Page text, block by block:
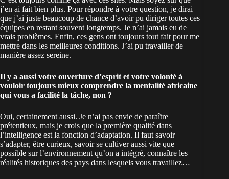
j’en ai fait bien plus. Pour répondre à votre question, je dirai
que j’ai juste beaucoup de chance d’avoir pu diriger toutes ces
équipes en restant souvent longtemps. Je n’ai jamais eu de
vrais problèmes. Enfin, ces gens ont toujours tout fait pour me
mettre dans les meilleures conditions. J’ai pu travailler de
manière assez sereine.
Il y a aussi votre ouverture d’esprit et votre volonté à
vouloir toujours mieux comprendre la mentalité africaine
qui vous a facilité la tâche, non ?
Oui, certainement aussi. Je n’ai pas envie de paraître
prétentieux, mais je crois que la première qualité dans
l’intelligence est la fonction d’adaptation. Il faut savoir
s’adapter, être curieux, savoir se cultiver aussi vite que
possible sur l’environnement qu’on a intégré, connaître les
réalités historiques des pays dans lesquels vous travaillez…